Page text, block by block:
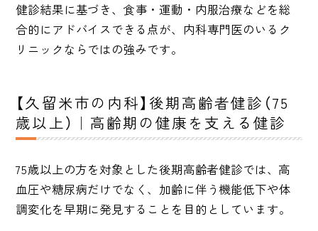
健診結果に基づき、食事・運動・内服治療などを総
合的にアドバイスできる点が、内科専門医のいるク
リニックならではの強みです。
【久留米市の内科】後期高齢者健診（75
歳以上）｜高齢期の健康を支える健診
75歳以上の方を対象とした後期高齢者健診では、高
血圧や糖尿病だけでなく、加齢に伴う機能低下や体
調変化を早期に発見することを目的としています。